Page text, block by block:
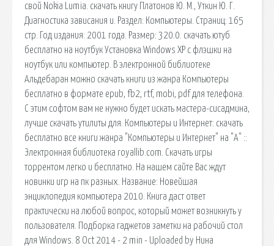
свой Nokia Lumia. скачать книгу Платонов Ю. М., Уткин Ю. Г.
Диагностика зависания и. Раздел: Компьютеры. Страниц: 165
стр. Год издания: 2001 года. Размер: 320.0. скачать ютуб
бесплатно на ноутбук Установка Windows XP с флэшки на
ноутбук или компьютер. В электронной библиотеке
Альдебаран можно скачать книги из жанра Компьютеры
бесплатно в формате epub, fb2, rtf, mobi, pdf для телефона.
С этим софтом вам не нужно будет искать мастера-сисадмина,
лучше скачать утилиты для. Компьютеры и Интернет: скачать
бесплатно все книги жанра "Компьютеры и Интернет" на "А" ::
Электронная библиотека royallib.com. Скачать игры
торрентом легко и бесплатно. На нашем сайте Вас ждут
новинки игр на пк разных. Название: Новейшая
энциклопедия компьютера 2010. Книга даст ответ
практически на любой вопрос, который может возникнуть у
пользователя. Подборка гаджетов заметки на рабочий стол
для Windows. 8 Oct 2014 - 2 min - Uploaded by Нина